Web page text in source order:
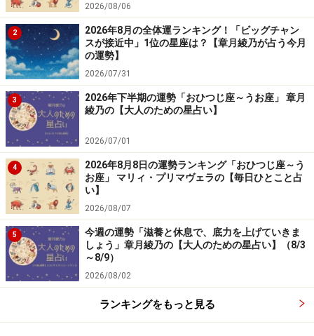
親しい人と集まったり、出掛けたり、あなたが場を提供
すると、みんなに喜ばれ、さらに話が発展していくでし
ょう。アピール運も高まるため、何かを発信したり、人
前に出たりするのは大賛成。
オフは、プチぜいたくが◎。
＞【恋愛＆対人運】ランキングの結果を見る
＞【仕事＆金運】ランキングの結果を見る
＞【才能＆創造性】ランキングの結果を見る
2026/08/06
2
2026年8月の全体運ランキング！「ビッグチャン
スが接近中」1位の星座は？【章月綾乃が占う今月
の運勢】
2026/07/31
3
2026年下半期の運勢「おひつじ座～うお座」 章月
綾乃の【大人のための星占い】
2026/07/01
4
2026年8月8日の運勢ランキング「おひつじ座～う
お座」 マリィ・プリマヴェラの【毎日ひとこと占
い】
2026/08/07
5
今週の運勢「滋養と休息で、底力を上げていきま
しょう」章月綾乃の【大人のための星占い】（8/3
～8/9）
2026/08/02
ランキングをもっと見る